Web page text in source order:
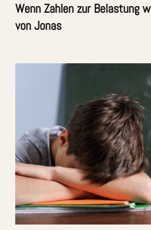
Wenn Zahlen zur Belastung
von Jonas